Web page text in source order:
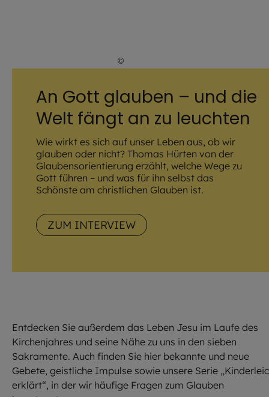
©
An Gott glauben – und die
Welt fängt an zu leuchten
Wie wirkt es sich auf unser Leben aus, ob wir
glauben oder nicht? Thomas Hürten von der
Glaubensorientierung erzählt, welche Wege zu
Gott führen – und was für ihn selbst das
Schönste am christlichen Glauben ist.
ZUM INTERVIEW
Entdecken Sie außerdem das Leben Jesu im Laufe des
Kirchenjahres und seine Nähe zu uns in den sieben
Sakramente. Auch finden Sie hier bekannte und neue
Gebete, geistliche Impulse sowie unsere Serie
erklärt“, in der wir häufige Fragen zum Glauben